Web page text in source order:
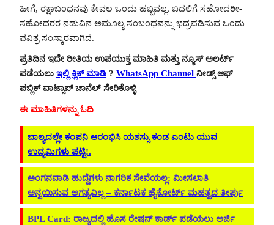
ಹೀಗೆ, ರಕ್ಷಾಬಂಧನವು ಕೇವಲ ಒಂದು ಹಬ್ಬವಲ್ಲ, ಬದಲಿಗೆ ಸಹೋದರೀ-
ಸಹೋದರರ ನಡುವಿನ ಅಮೂಲ್ಯ ಸಂಬಂಧವನ್ನು ಭದ್ರಪಡಿಸುವ ಒಂದು
ಪವಿತ್ರ ಸಂಸ್ಕಾರವಾಗಿದೆ.
ಪ್ರತಿದಿನ ಇದೇ ರೀತಿಯ ಉಪಯುಕ್ತ ಮಾಹಿತಿ ಮತ್ತು ನ್ಯೂಸ್ ಅಲರ್ಟ್
ಪಡೆಯಲು ಇಲ್ಲಿ ಕ್ಲಿಕ್ ಮಾಡಿ ? WhatsApp Channel ನೀಡ್ಸ್ ಆಫ್
ಪಬ್ಲಿಕ್ ವಾಟ್ಸಾಪ್ ಚಾನೆಲ್ ಸೇರಿಕೊಳ್ಳಿ
ಈ ಮಾಹಿತಿಗಳನ್ನು ಓದಿ
ಬಾಲ್ಯದಲ್ಲೇ ಕಂಪನಿ ಆರಂಭಿಸಿ ಯಶಸ್ಸು ಕಂಡ ಎಂಟು ಯುವ
ಉದ್ಯಮಿಗಳು ಪಟ್ಟಿ!.
ಅಂಗನವಾಡಿ ಹುದ್ದೆಗಳು ನಾಗರಿಕ ಸೇವೆಯಲ್ಲ: ಮೀಸಲಾತಿ
ಅನ್ವಯಿಸುವ ಅಗತ್ಯವಿಲ್ಲ – ಕರ್ನಾಟಕ ಹೈಕೋರ್ಟ್ ಮಹತ್ವದ ತೀರ್ಪು
BPL Card: ರಾಜ್ಯದಲ್ಲಿ ಹೊಸ ರೇಷನ್ ಕಾರ್ಡ್ ಪಡೆಯಲು ಅರ್ಜಿ